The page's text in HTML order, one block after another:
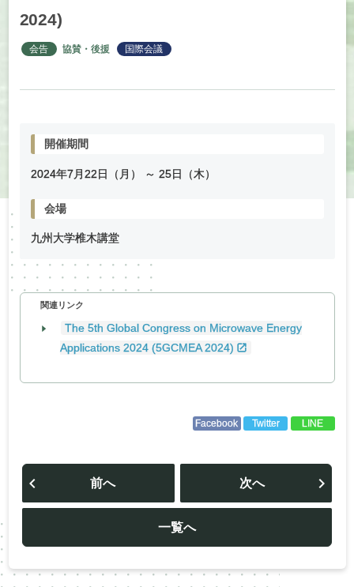
2024)
会告 協賛・後援 国際会議
開催期間
2024年7月22日（月） ～ 25日（木）
会場
九州大学椎木講堂
関連リンク
The 5th Global Congress on Microwave Energy
Applications 2024 (5GCMEA 2024)
Facebook Twitter LINE
投
ビ
ー
シ
ョ
前へ
一覧へ
次へ